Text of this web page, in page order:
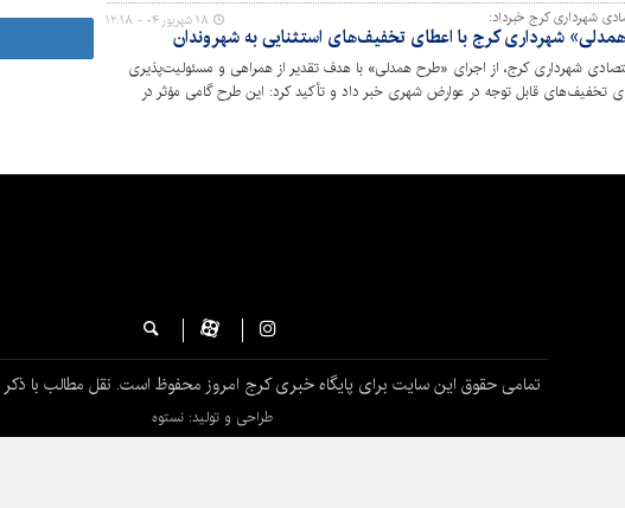
شهرداری کرج خبرداد:
شهرداری کرج با اعطای تخفیف‌های استثنایی به شهروندان
شهرداری کرج، از اجرای «طرح همدلی» با هدف تقدیر از همراهی و مسئولیت‌پذیری
تخفیف‌های قابل توجه در عوارض شهری خبر داد و تأکید کرد: این طرح گامی مؤثر در
۱۸ شهریور ۰۴ - ۱۲:۱۸
تمامی حقوق این سایت برای پایگاه خبری کرج امروز محفوظ است. نقل مطالب با ذکر
طراحی و تولید: نستوه